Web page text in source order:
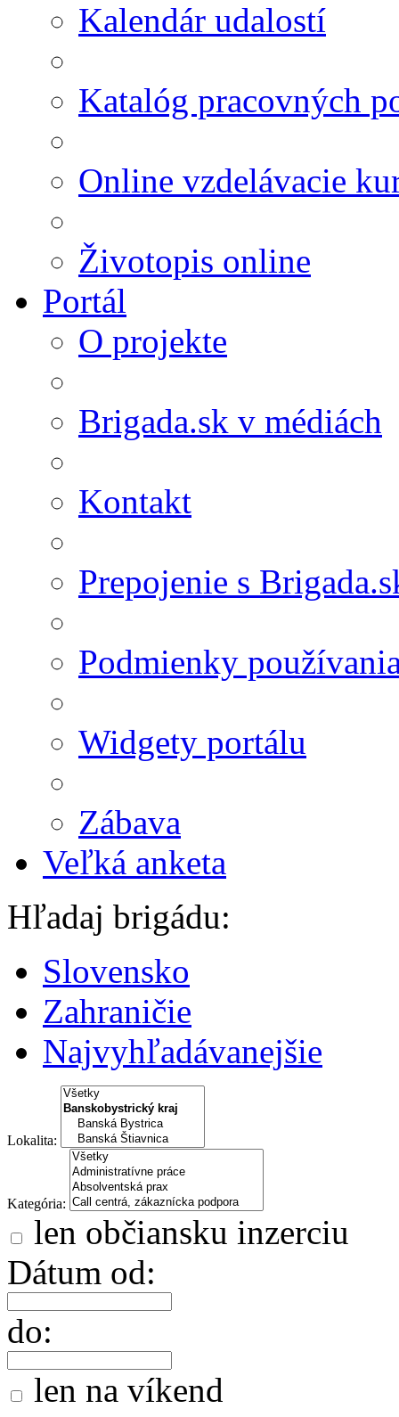
Kalendár udalostí
Katalóg pracovných
Online vzdelávacie
Životopis online
Portál
O projekte
Brigada.sk v médiách
Kontakt
Prepojenie s
Podmienky
Widgety portálu
Zábava
Veľká anketa
Hľadaj brigádu:
Slovensko
Zahraničie
Najvyhľadávanejšie
Lokalita:
Kategória:
len občiansku inzerciu
Dátum od:
do:
len na víkend